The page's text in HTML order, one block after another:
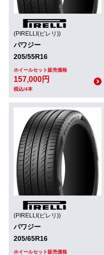
(PIRELLI(ピレリ))
パワジー
205/55R16
ホイールセット販売価格
157,000円
税込/4本
(PIRELLI(ピレリ))
パワジー
205/65R16
ホイールセット販売価格